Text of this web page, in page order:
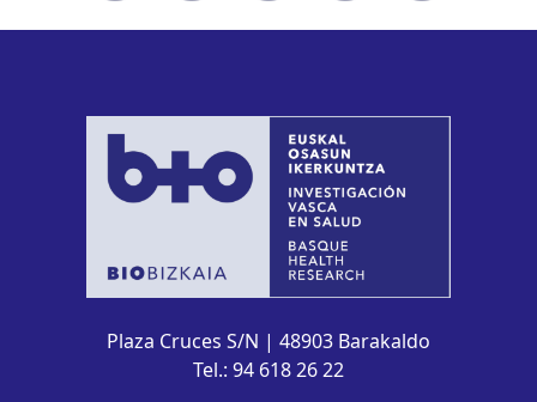
Plaza Cruces S/N | 48903 Barakaldo
Tel.: 94 618 26 22